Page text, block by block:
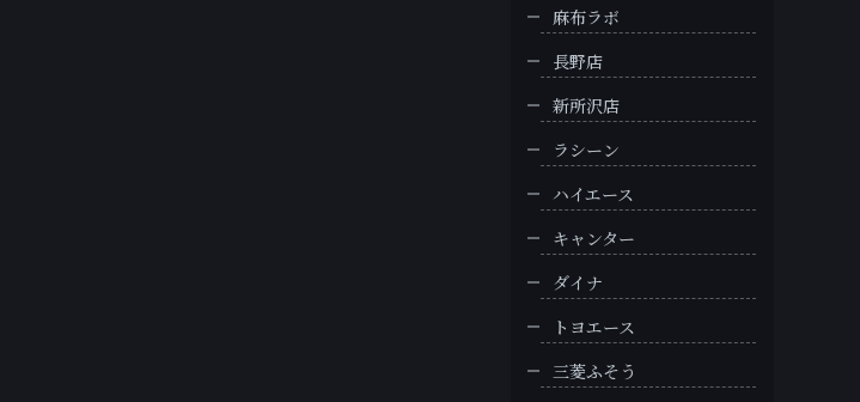
麻布ラボ
長野店
新所沢店
ラシーン
ハイエース
キャンター
ダイナ
トヨエース
三菱ふそう